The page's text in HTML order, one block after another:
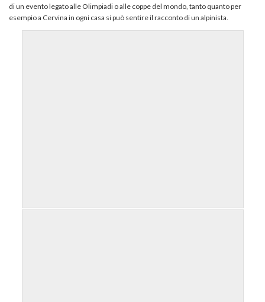
di un evento legato alle Olimpiadi o alle coppe del mondo, tanto quanto per
esempio a Cervina in ogni casa si può sentire il racconto di un alpinista.